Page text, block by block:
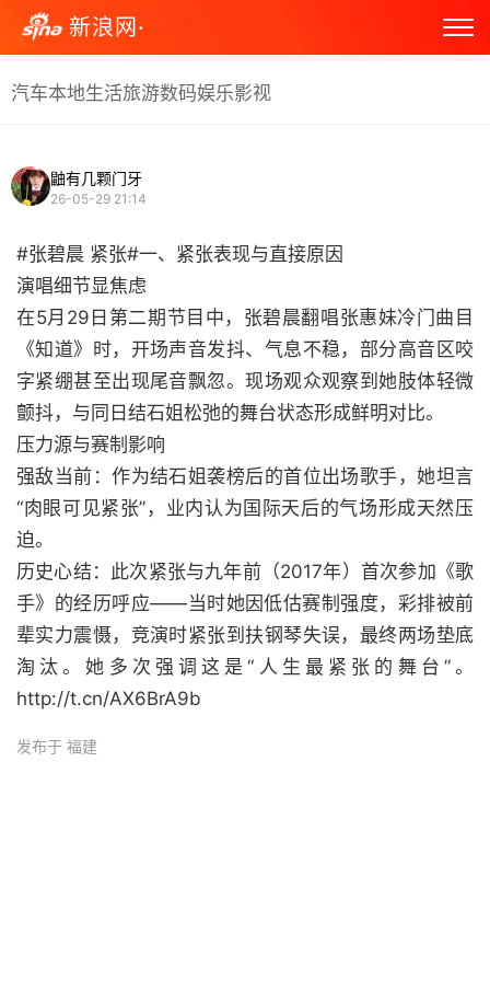
新浪网·
汽车本地生活旅游数码娱乐影视
鼬有几颗门牙
26-05-29 21:14
#张碧晨 紧张#一、紧张表现与直接原因
演唱细节显焦虑
在5月29日第二期节目中，张碧晨翻唱张惠妹冷门曲目
《知道》时，开场声音发抖、气息不稳，部分高音区咬
字紧绷甚至出现尾音飘忽。现场观众观察到她肢体轻微
颤抖，与同日结石姐松弛的舞台状态形成鲜明对比。
压力源与赛制影响
强敌当前：作为结石姐袭榜后的首位出场歌手，她坦言
“肉眼可见紧张”，业内认为国际天后的气场形成天然压
迫。
历史心结：此次紧张与九年前（2017年）首次参加《歌
手》的经历呼应——当时她因低估赛制强度，彩排被前
辈实力震慑，竞演时紧张到扶钢琴失误，最终两场垫底
淘汰。她多次强调这是“人生最紧张的舞台”。
http://t.cn/AX6BrA9b
发布于 福建